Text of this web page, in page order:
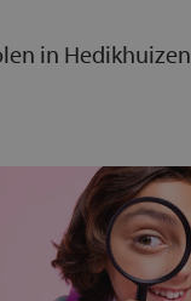
in Hedikhuizen